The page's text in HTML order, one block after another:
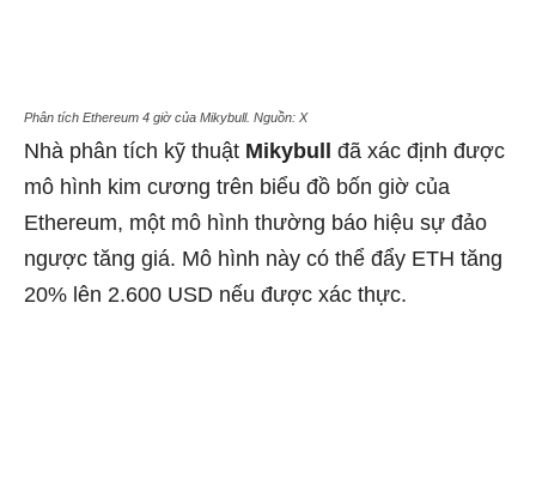
Phân tích Ethereum 4 giờ của Mikybull. Nguồn: X
Nhà phân tích kỹ thuật Mikybull
đã xác định được
mô hình kim cương trên biểu đồ bốn giờ của
Ethereum, một mô hình thường báo hiệu sự đảo
ngược tăng giá. Mô hình này có thể đẩy ETH tăng
20% ​​lên 2.600 USD nếu được xác thực.